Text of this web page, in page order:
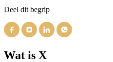
Deel dit begrip
Wat is X